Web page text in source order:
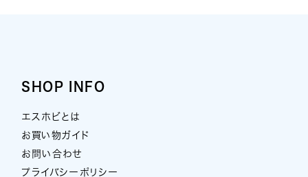
SHOP INFO
エスホビとは
お買い物ガイド
お問い合わせ
プライバシーポリシー